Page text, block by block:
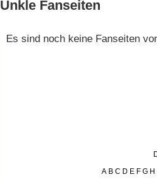
Unkle Fanseiten
Es sind noch keine Fanseiten
A B C D E F G H